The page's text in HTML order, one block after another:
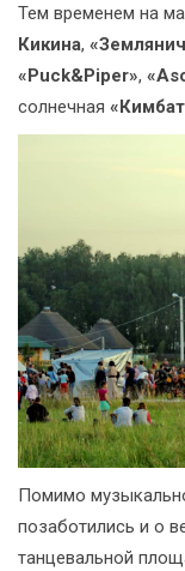
Тем временем на
Кикина,
«Puck&Piper»,
солнечная
Помимо
позаботились и о
танцевальной